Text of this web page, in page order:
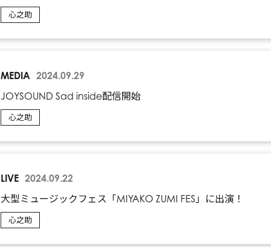
心之助
MEDIA 2024.09.29
JOYSOUND Sad inside配信開始
心之助
LIVE 2024.09.22
大型ミュージックフェス「MIYAKO ZUMI FES」に出演！
心之助